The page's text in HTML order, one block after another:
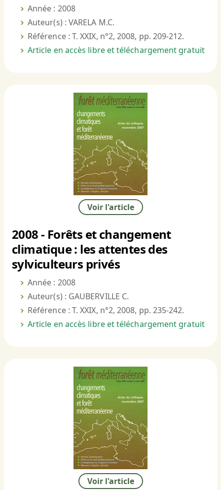
Année : 2008
Auteur(s) : VARELA M.C.
Référence : T. XXIX, n°2, 2008, pp. 209-212.
Article en accès libre et téléchargement gratuit
Voir l'article
2008 - Forêts et changement
climatique : les attentes des
sylviculteurs privés
Année : 2008
Auteur(s) : GAUBERVILLE C.
Référence : T. XXIX, n°2, 2008, pp. 235-242.
Article en accès libre et téléchargement gratuit
Voir l'article